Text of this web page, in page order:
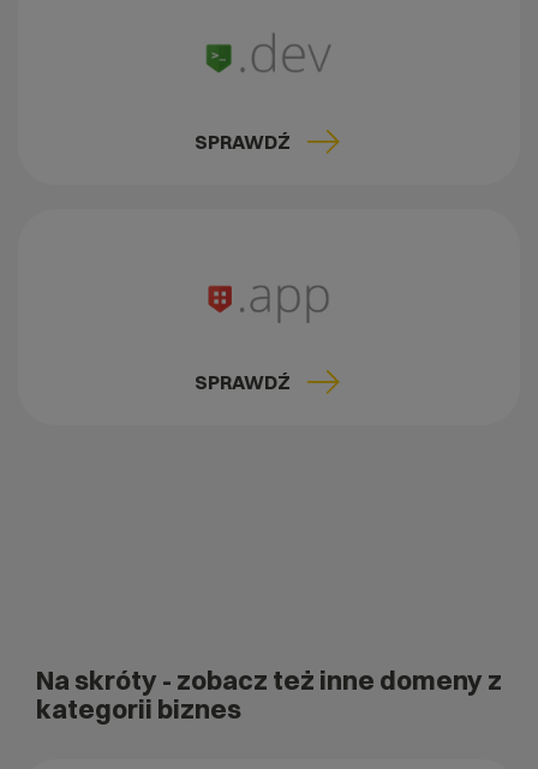
SPRAWDŹ
SPRAWDŹ
Na skróty - zobacz też inne domeny z
kategorii biznes